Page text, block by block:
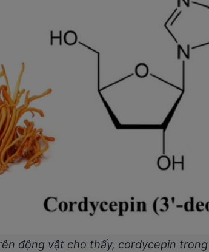
động vật cho thấy, cordycepin